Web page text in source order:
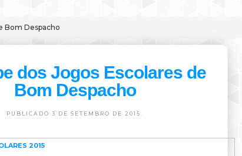
Bom Despacho
dos Jogos Escolares de
Bom Despacho
PUBLICADO 3 DE SETEMBRO DE 2015.